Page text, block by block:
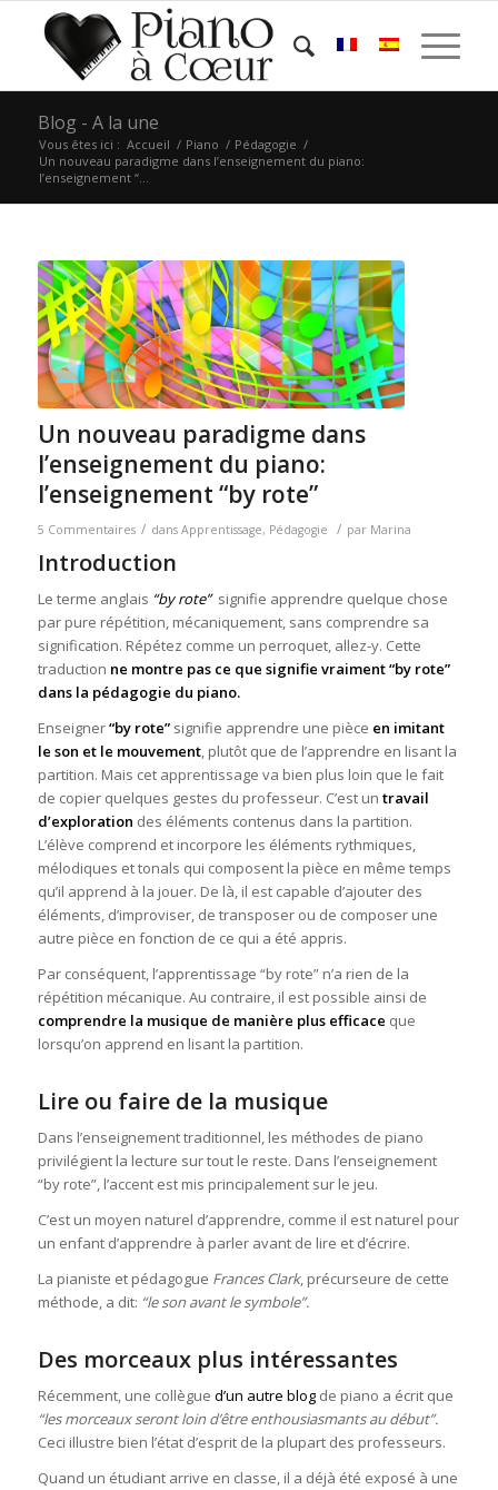
Blog - A la une
Vous êtes ici : Accueil / Piano / Pédagogie /
Un nouveau paradigme dans l’enseignement du piano:
l’enseignement “...
Un nouveau paradigme dans
l’enseignement du piano:
l’enseignement “by rote”
5 Commentaires / dans Apprentissage, Pédagogie / par Marina
Introduction
Le terme anglais “by rote”signifie apprendre quelque chose
par pure répétition, mécaniquement, sans comprendre sa
signification. Répétez comme un perroquet, allez-y. Cette
traduction ne montre pas ce que signifie vraiment “by rote”
dans la pédagogie du piano.
Enseigner“by rote”signifie apprendre une pièce en imitant
le son et le mouvement, plutôt que de l’apprendre en lisant la
partition. Mais cet apprentissage va bien plus loin que le fait
de copier quelques gestes du professeur. C’est un travail
d’exploration des éléments contenus dans la partition.
L’élève comprend et incorpore les éléments rythmiques,
mélodiques et tonals qui composent la pièce en même temps
qu’il apprend à la jouer. De là, il est capable d’ajouter des
éléments, d’improviser, de transposer ou de composer une
autre pièce en fonction de ce qui a été appris.
Par conséquent, l’apprentissage “by rote” n’a rien de la
répétition mécanique. Au contraire, il est possible ainsi de
comprendre la musique de manière plus efficace que
lorsqu’on apprend en lisant la partition.
Lire ou faire de la musique
Dans l’enseignement traditionnel, les méthodes de piano
privilégient la lecture sur tout le reste. Dans l’enseignement
“by rote”, l’accent est mis principalement sur le jeu.
C’est un moyen naturel d’apprendre, comme il est naturel pour
un enfant d’apprendre à parler avant de lire et d’écrire.
La pianiste et pédagogue Frances Clark, précurseure de cette
méthode, a dit: “le son avant le symbole”.
Des morceaux plus intéressantes
Récemment, une collègue d’un autre blogde piano a écrit que
“les morceaux seront loin d’être enthousiasmants au début”.
Ceci illustre bien l’état d’esprit de la plupart des professeurs.
Quand un étudiant arrive en classe, il a déjà été exposé à une